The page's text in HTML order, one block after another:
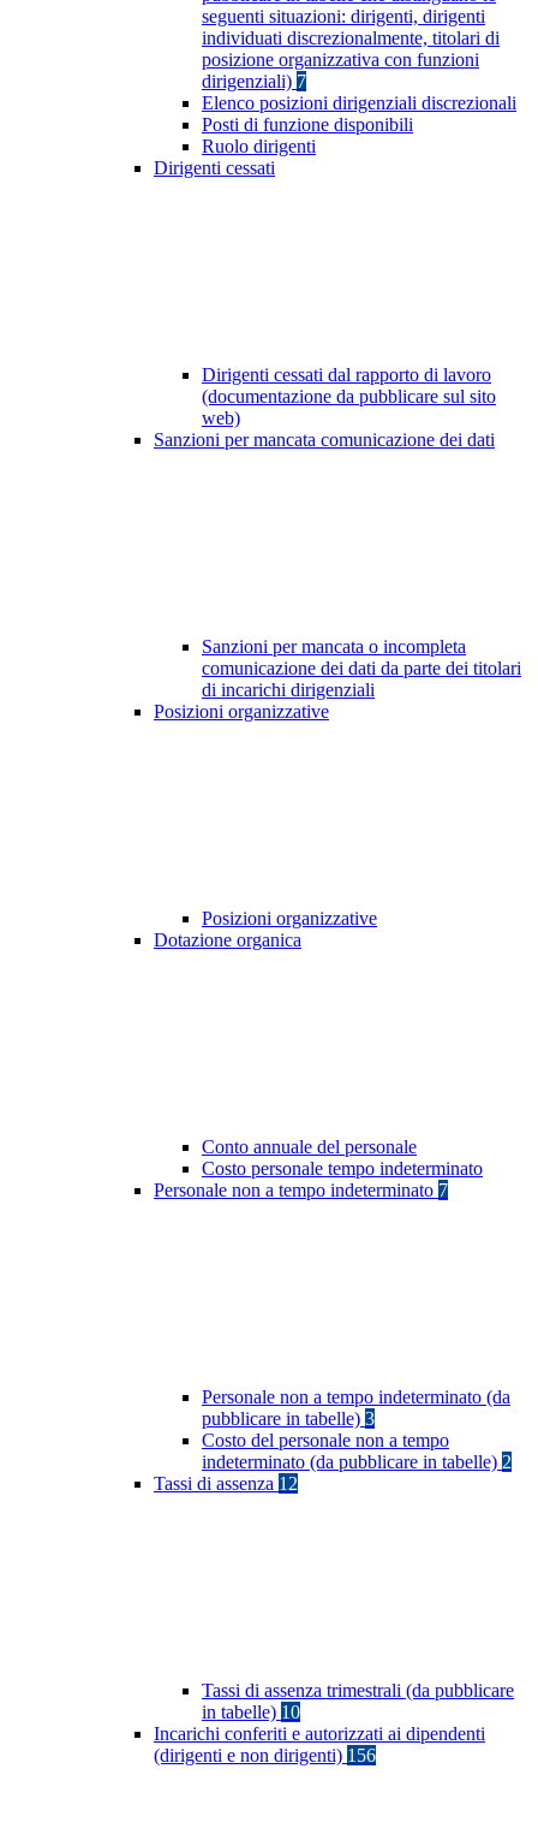
seguenti situazioni: dirigenti, dirigenti
individuati discrezionalmente, titolari di
posizione organizzativa con funzioni
dirigenziali) 7
Elenco posizioni dirigenziali discrezionali
Posti di funzione disponibili
Ruolo dirigenti
Dirigenti cessati
Dirigenti cessati dal rapporto di lavoro
(documentazione da pubblicare sul sito
web)
Sanzioni per mancata comunicazione dei dati
Sanzioni per mancata o incompleta
comunicazione dei dati da parte dei titolari
di incarichi dirigenziali
Posizioni organizzative
Posizioni organizzative
Dotazione organica
Conto annuale del personale
Costo personale tempo indeterminato
Personale non a tempo indeterminato 7
Personale non a tempo indeterminato (da
pubblicare in tabelle) 3
Costo del personale non a tempo
indeterminato (da pubblicare in tabelle) 2
Tassi di assenza 12
Tassi di assenza trimestrali (da pubblicare
in tabelle) 10
Incarichi conferiti e autorizzati ai dipendenti
(dirigenti e non dirigenti) 156